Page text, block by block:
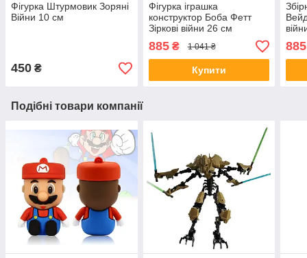
Фігурка Штурмовик Зоряні
Війни 10 см
450 ₴
Фігурка іграшка
конструктор Боба Фетт
Зіркові війни 26 см
885₴ 1 041 ₴
Купити
885
Подібні товари компанії